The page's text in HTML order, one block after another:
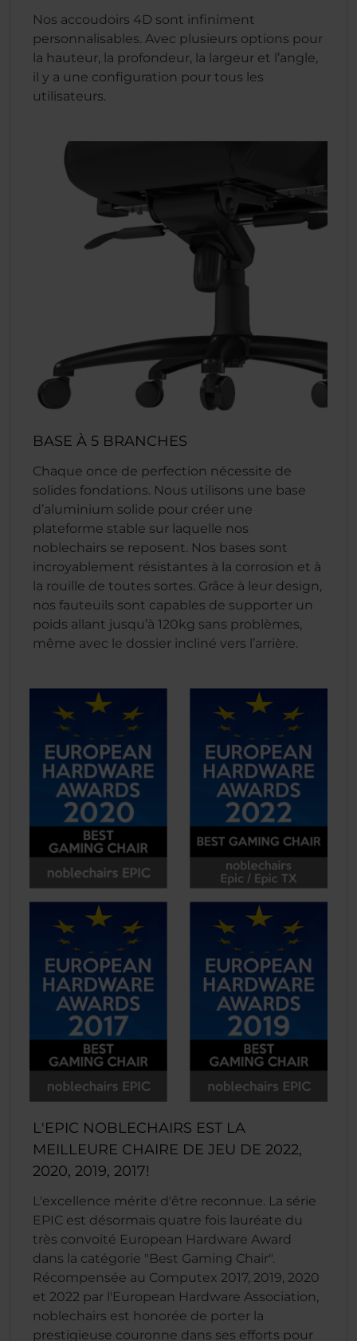
Nos accoudoirs 4D sont infiniment
personnalisables. Avec plusieurs options pour
la hauteur, la profondeur, la largeur et l’angle,
il y a une configuration pour tous les
utilisateurs.
BASE À 5 BRANCHES
Chaque once de perfection nécessite de
solides fondations. Nous utilisons une base
d’aluminium solide pour créer une
plateforme stable sur laquelle nos
noblechairs se reposent. Nos bases sont
incroyablement résistantes à la corrosion et à
la rouille de toutes sortes. Grâce à leur design,
nos fauteuils sont capables de supporter un
poids allant jusqu’à 120kg sans problèmes,
même avec le dossier incliné vers l’arrière.
L'EPIC NOBLECHAIRS EST LA
MEILLEURE CHAIRE DE JEU DE 2022,
2020, 2019, 2017!
L'excellence mérite d'être reconnue. La série
EPIC est désormais quatre fois lauréate du
très convoité European Hardware Award
dans la catégorie "Best Gaming Chair".
Récompensée au Computex 2017, 2019, 2020
et 2022 par l'European Hardware Association,
noblechairs est honorée de porter la
prestigieuse couronne dans ses efforts pour